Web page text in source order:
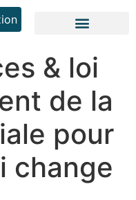
& loi
de la
pour
change